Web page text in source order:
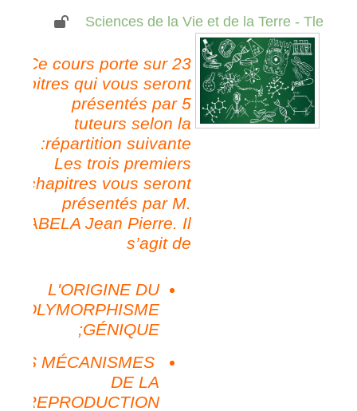
Sciences de la Vie et de la Terre - Tle
Ce cours porte sur 23
qui vous seront
présentés par 5
tuteurs selon la
répartition suivante:
Les trois premiers
chapitres vous seront
présentés par M.
OTABELA Jean Pierre. Il
s’agit de
L'ORIGINE DU
POLYMORPHISME
GÉNIQUE;
LES MÉCANISMES
DE LA
REPRODUCTION